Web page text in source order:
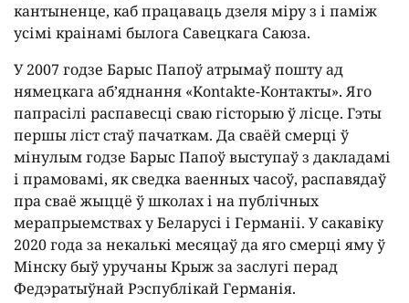
кантыненце, каб працаваць дзеля міру з і паміж
усімі краінамі былога Савецкага Саюза.
У 2007 годзе Барыс Папоў атрымаў пошту ад
нямецкага аб’яднання «Kontakte-Контакты». Яго
папрасілі распавесці сваю гісторыю ў лісце. Гэты
першы ліст стаў пачаткам. Да сваёй смерці ў
мінулым годзе Барыс Папоў выступаў з дакладамі
і прамовамі, як сведка ваенных часоў, распавядаў
пра сваё жыццё ў школах і на публічных
мерапрыемствах у Беларусі і Германіі. У сакавіку
2020 года за некалькі месяцаў да яго смерці яму ў
Мінску быў уручаны Крыж за заслугі перад
Федэратыўнай Рэспублікай Германія.